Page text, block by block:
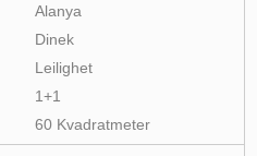
Alanya
Dinek
Leilighet
1+1
60 Kvadratmeter